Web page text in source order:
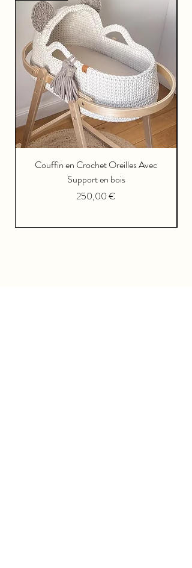
Couffin en Crochet Oreilles Avec
Support en bois
Prezzo
250,00 €